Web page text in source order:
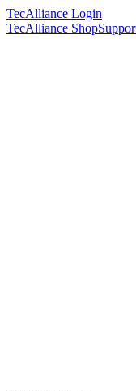
TecAlliance Login
TecAlliance Shop